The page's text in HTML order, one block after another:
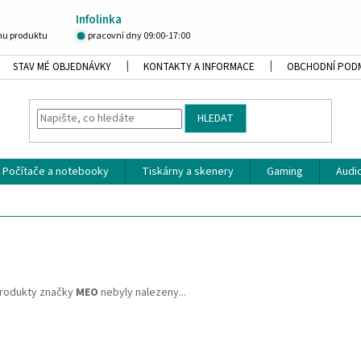
Infolinka
produktu pracovní dny 09:00-17:00
STAV MÉ OBJEDNÁVKY KONTAKTY A INFORMACE OBCHODNÍ
HLEDAT
Počítače a notebooky Tiskárny a skenery Gaming
značky MEO nebyly nalezeny...